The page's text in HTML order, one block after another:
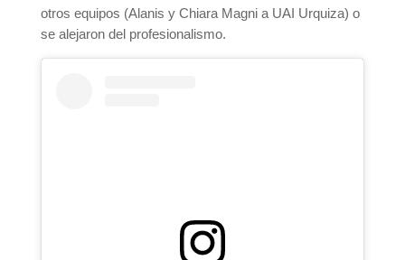
otros equipos (Alanis y Chiara Magni a UAI Urquiza) o
se alejaron del profesionalismo.